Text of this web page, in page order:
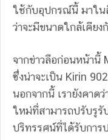
ใช้กับอุปกรณ์นี้ มาใน
ว่าจะมีขนาดใกล้เคีย
จากข่าวลือก่อนหน้านี้
ซึ่งน่าจะเป็น Kirin
นอกจากนี้ เรายังคาด
ใหม่ที่สามารถปรับรูรั
ปริทรรศน์ที่ได้รับการ